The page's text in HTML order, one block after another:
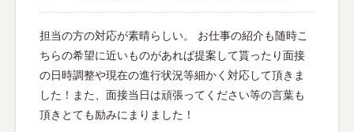
担当の方の対応が素晴らしい。 お仕事の紹介も随時こ
ちらの希望に近いものがあれば提案して貰ったり面接
の日時調整や現在の進行状況等細かく対応して頂きま
した！また、面接当日は頑張ってください等の言葉も
頂きとても励みにまりました！